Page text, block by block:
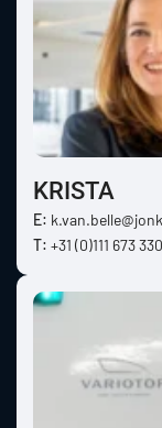
KRISTA
E:
T: +31 (0)111 673 330